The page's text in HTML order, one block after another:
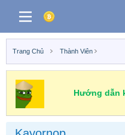
Trang Chủ Thành Viên
Hướng dẫn